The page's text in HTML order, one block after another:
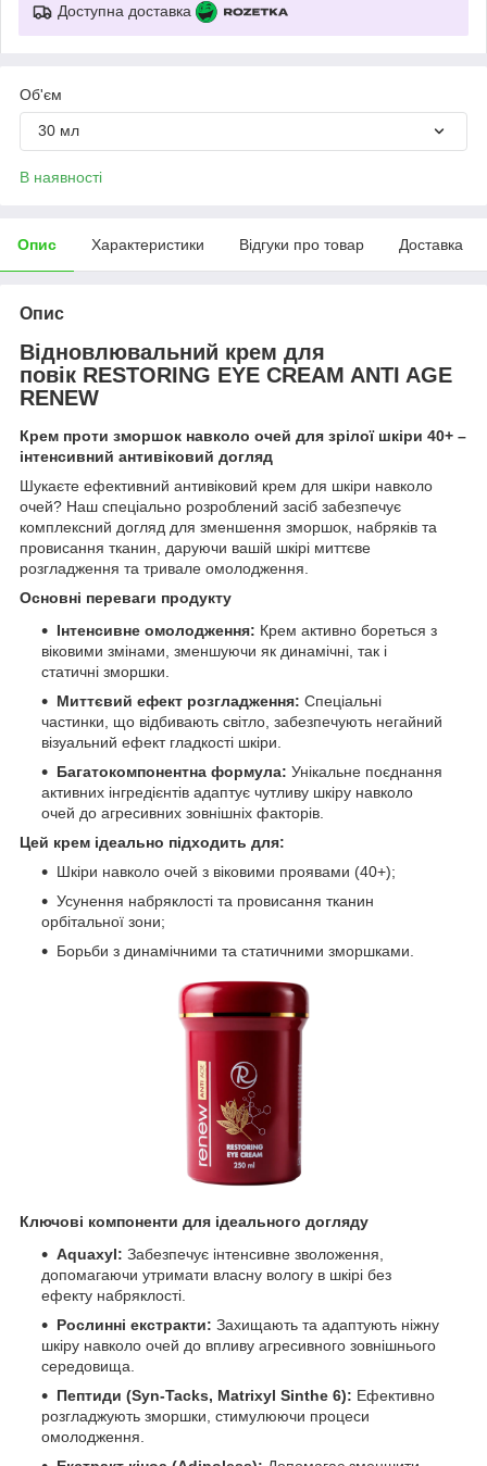
Доступна доставка
Об'єм
30 мл
В наявності
Опис Характеристики Відгуки про товар Доставка
Опис
Відновлювальний крем для
повік RESTORING EYE CREAM ANTI AGE
RENEW
Крем проти зморшок навколо очей для зрілої шкіри 40+ –
інтенсивний антивіковий догляд
Шукаєте ефективний антивіковий крем для шкіри навколо
очей? Наш спеціально розроблений засіб забезпечує
комплексний догляд для зменшення зморшок, набряків та
провисання тканин, даруючи вашій шкірі миттєве
розгладження та тривале омолодження.
Основні переваги продукту
Інтенсивне омолодження: Крем активно бореться з
віковими змінами, зменшуючи як динамічні, так і
статичні зморшки.
Миттєвий ефект розгладження: Спеціальні
частинки, що відбивають світло, забезпечують негайний
візуальний ефект гладкості шкіри.
Багатокомпонентна формула: Унікальне поєднання
активних інгредієнтів адаптує чутливу шкіру навколо
очей до агресивних зовнішніх факторів.
Цей крем ідеально підходить для:
Шкіри навколо очей з віковими проявами (40+);
Усунення набряклості та провисання тканин
орбітальної зони;
Борьби з динамічними та статичними зморшками.
Ключові компоненти для ідеального догляду
Aquaxyl: Забезпечує інтенсивне зволоження,
допомагаючи утримати власну вологу в шкірі без
ефекту набряклості.
Рослинні екстракти: Захищають та адаптують ніжну
шкіру навколо очей до впливу агресивного зовнішнього
середовища.
Пептиди (Syn-Tacks, Matrixyl Sinthe 6): Ефективно
розгладжують зморшки, стимулюючи процеси
омолодження.